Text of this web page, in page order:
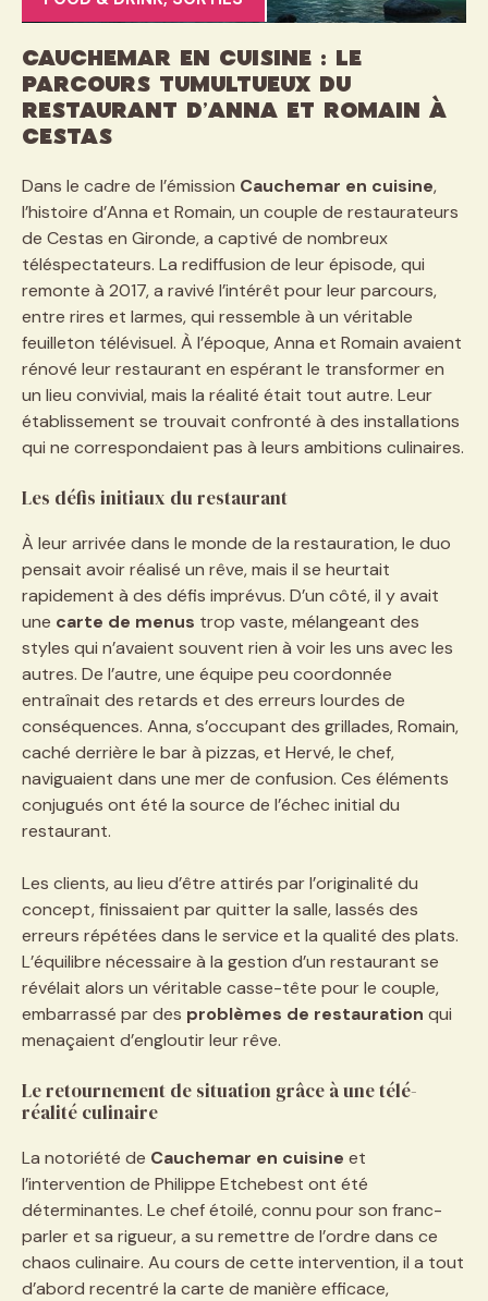
Cauchemar en cuisine : le
parcours tumultueux du
restaurant d’Anna et Romain à
Cestas
Dans le cadre de l’émission Cauchemar en cuisine,
l’histoire d’Anna et Romain, un couple de restaurateurs
de Cestas en Gironde, a captivé de nombreux
téléspectateurs. La rediffusion de leur épisode, qui
remonte à 2017, a ravivé l’intérêt pour leur parcours,
entre rires et larmes, qui ressemble à un véritable
feuilleton télévisuel. À l’époque, Anna et Romain avaient
rénové leur restaurant en espérant le transformer en
un lieu convivial, mais la réalité était tout autre. Leur
établissement se trouvait confronté à des installations
qui ne correspondaient pas à leurs ambitions culinaires.
Les défis initiaux du restaurant
À leur arrivée dans le monde de la restauration, le duo
pensait avoir réalisé un rêve, mais il se heurtait
rapidement à des défis imprévus. D’un côté, il y avait
une carte de menus trop vaste, mélangeant des
styles qui n’avaient souvent rien à voir les uns avec les
autres. De l’autre, une équipe peu coordonnée
entraînait des retards et des erreurs lourdes de
conséquences. Anna, s’occupant des grillades, Romain,
caché derrière le bar à pizzas, et Hervé, le chef,
naviguaient dans une mer de confusion. Ces éléments
conjugués ont été la source de l’échec initial du
restaurant.
Les clients, au lieu d’être attirés par l’originalité du
concept, finissaient par quitter la salle, lassés des
erreurs répétées dans le service et la qualité des plats.
L’équilibre nécessaire à la gestion d’un restaurant se
révélait alors un véritable casse-tête pour le couple,
embarrassé par des problèmes de restauration qui
menaçaient d’engloutir leur rêve.
Le retournement de situation grâce à une télé-
réalité culinaire
La notoriété de Cauchemar en cuisine et
l’intervention de Philippe Etchebest ont été
déterminantes. Le chef étoilé, connu pour son franc-
parler et sa rigueur, a su remettre de l’ordre dans ce
chaos culinaire. Au cours de cette intervention, il a tout
d’abord recentré la carte de manière efficace,